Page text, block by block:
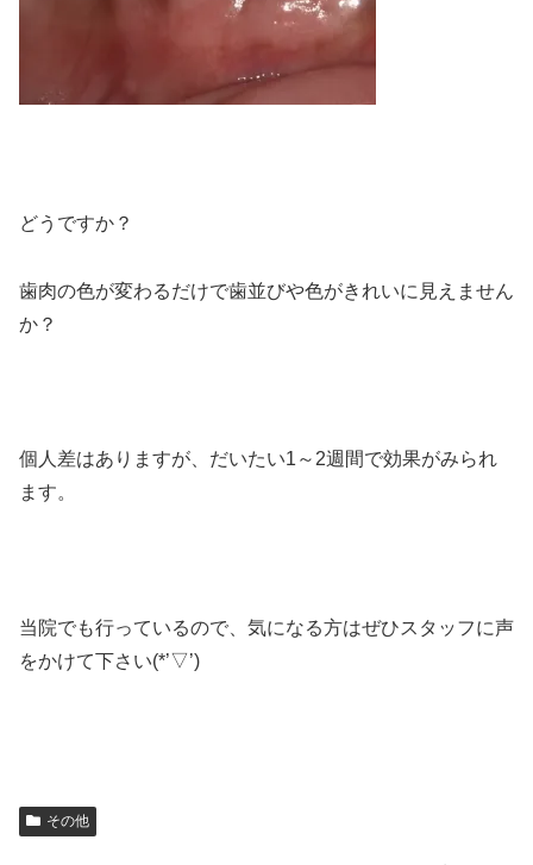
どうですか？
歯肉の色が変わるだけで歯並びや色がきれいに見えません
か？
個人差はありますが、だいたい1～2週間で効果がみられ
ます。
当院でも行っているので、気になる方はぜひスタッフに声
をかけて下さい(*’▽’)
その他